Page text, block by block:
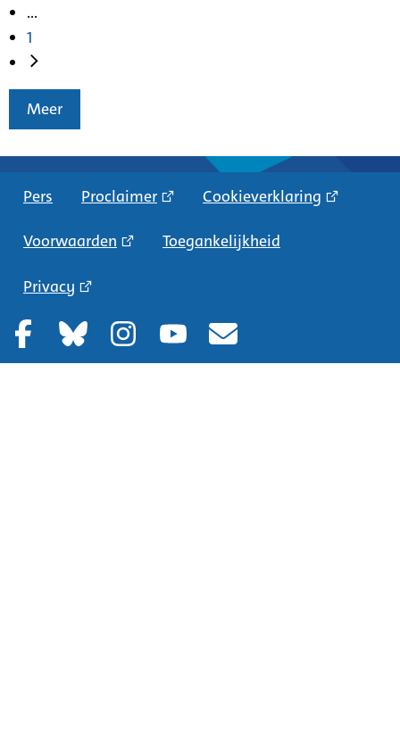
...
1
Meer
Pers Proclaimer Cookieverklaring
Voorwaarden Toegankelijkheid
Privacy